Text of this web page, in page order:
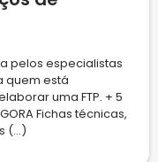
pelos especialistas
quem está
uma FTP. + 5
Fichas técnicas,
(...)